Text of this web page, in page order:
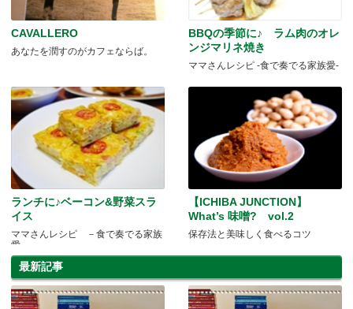
CAVALLERO
あなたを潤すのがカフェならば。
BBQの季節に♪ ラム肉のオレ
ンジマリネ焼き
ママさんレシピ -食で奏でる家族愛-
ランチに♪ベーコン&野菜スラ
イス
ママさんレシピ －食で奏でる家族
愛－
【ICHIBA JUNCTION】
What’s 味噌? vol.2
保存法と美味しく食べるコツ
最新記事